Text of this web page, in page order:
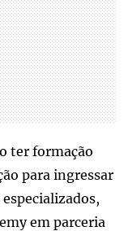
ter formação
para ingressar
em parceria